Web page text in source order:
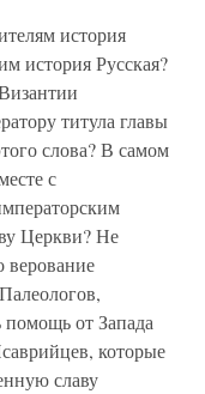
история
история Русская?
титула главы
слова? В самом
с
Церкви? Не
верование
помощь от Запада
которые
славу